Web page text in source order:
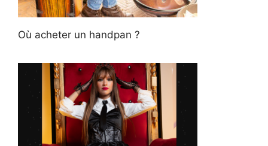
Où acheter un handpan ?